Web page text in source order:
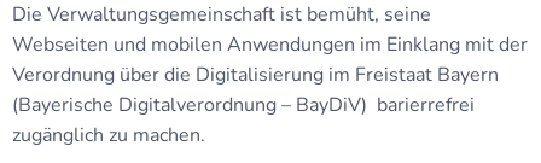
Die Verwaltungsgemeinschaft ist bemüht, seine
Webseiten und mobilen Anwendungen im Einklang mit der
Verordnung über die Digitalisierung im Freistaat Bayern
(Bayerische Digitalverordnung – BayDiV) barierrefrei
zugänglich zu machen.